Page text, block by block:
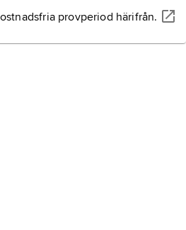
provperiod härifrån.